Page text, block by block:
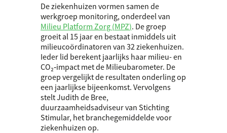
De ziekenhuizen vormen samen de
werkgroep monitoring, onderdeel van
Milieu Platform Zorg (MPZ). De groep
groeit al 15 jaar en bestaat inmiddels uit
milieucoördinatoren van 32 ziekenhuizen.
Ieder lid berekent jaarlijks haar milieu- en
CO₂‑impact met de Milieubarometer. De
groep vergelijkt de resultaten onderling op
een jaarlijkse bijeenkomst. Vervolgens
stelt Judith de Bree,
duurzaamheidsadviseur van Stichting
Stimular, het branchegemiddelde voor
ziekenhuizen op.